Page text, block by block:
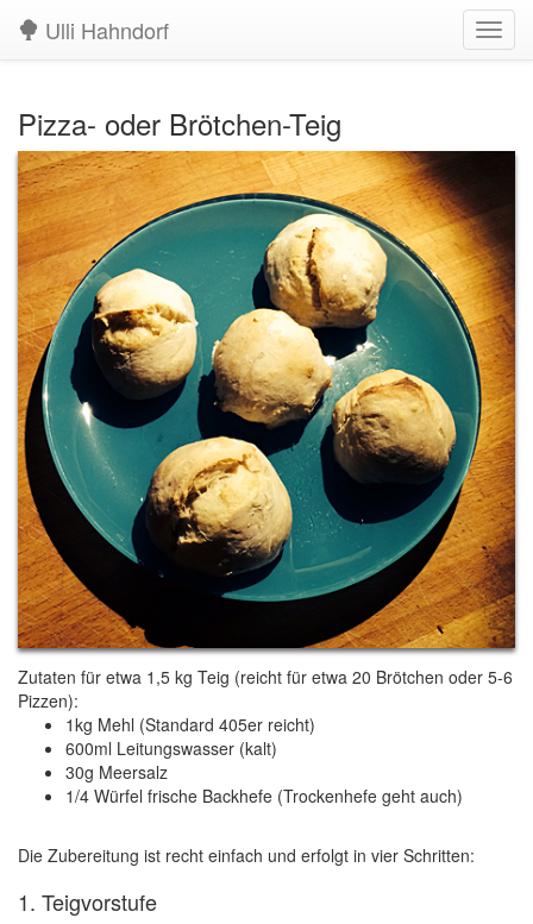
Ulli Hahndorf
Pizza- oder Brötchen-Teig
Zutaten für etwa 1,5 kg Teig (reicht für etwa 20 Brötchen oder 5-6
Pizzen):
1kg Mehl (Standard 405er reicht)
600ml Leitungswasser (kalt)
30g Meersalz
1/4 Würfel frische Backhefe (Trockenhefe geht auch)
Die Zubereitung ist recht einfach und erfolgt in vier Schritten:
1. Teigvorstufe